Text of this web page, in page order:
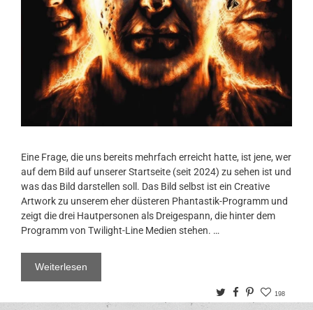
Eine Frage, die uns bereits mehrfach erreicht hatte, ist jene, wer
auf dem Bild auf unserer Startseite (seit 2024) zu sehen ist und
was das Bild darstellen soll. Das Bild selbst ist ein Creative
Artwork zu unserem eher düsteren Phantastik-Programm und
zeigt die drei Hautpersonen als Dreigespann, die hinter dem
Programm von Twilight-Line Medien stehen. …
Weiterlesen
TwitterFacebook
Pinterest
198